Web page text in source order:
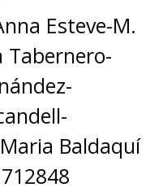
Esteve-M.
Tabernero-
Baldaquí